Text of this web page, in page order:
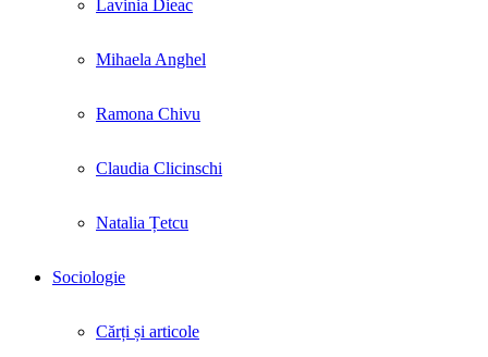
Lavinia Dieac
Mihaela Anghel
Ramona Chivu
Claudia Clicinschi
Natalia Țetcu
Sociologie
Cărți și articole